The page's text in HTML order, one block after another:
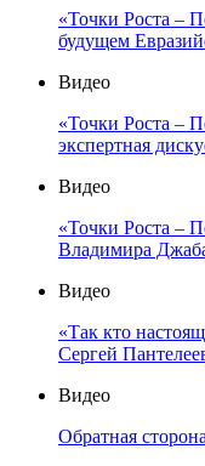
«Точки Роста –
будущем
Видео
«Точки Роста –
экспертная
Видео
«Точки Роста –
Владимира
Видео
«Так кто
Сергей
Видео
Обратная